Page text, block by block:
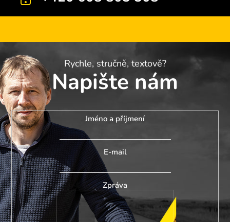
Rychle, stručně, textově?
Napište nám
Jméno a příjmení
E-mail
Zpráva